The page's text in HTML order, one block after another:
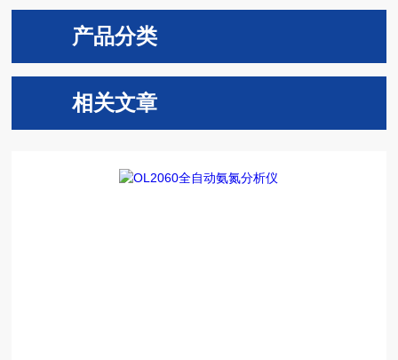
产品分类
相关文章